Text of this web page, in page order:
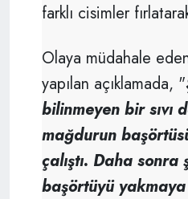
farklı cisimler
Olaya müdahale
yapılan açıklamada, "
bilinmeyen bir sıvı
mağdurun
çalıştı. Daha
başörtüyü yakmaya